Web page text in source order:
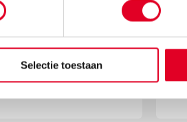
Selectie toestaan